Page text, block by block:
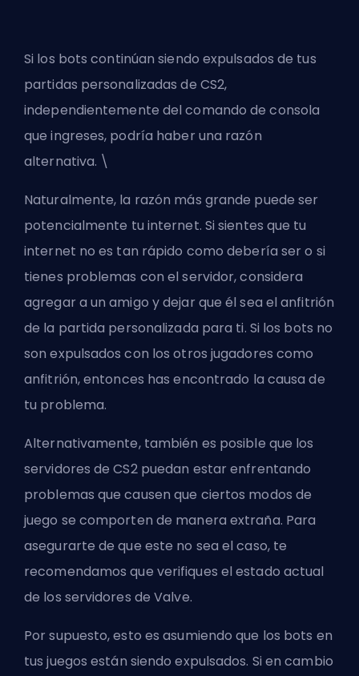
Si los bots continúan siendo expulsados de tus
partidas personalizadas de CS2,
independientemente del comando de consola
que ingreses, podría haber una razón
alternativa. \
Naturalmente, la razón más grande puede ser
potencialmente tu internet. Si sientes que tu
internet no es tan rápido como debería ser o si
tienes problemas con el servidor, considera
agregar a un amigo y dejar que él sea el anfitrión
de la partida personalizada para ti. Si los bots no
son expulsados con los otros jugadores como
anfitrión, entonces has encontrado la causa de
tu problema.
Alternativamente, también es posible que los
servidores de CS2 puedan estar enfrentando
problemas que causen que ciertos modos de
juego se comporten de manera extraña. Para
asegurarte de que este no sea el caso, te
recomendamos que verifiques el estado actual
de los servidores deValve.
Por supuesto, esto es asumiendo que los bots en
tus juegos están siendo expulsados. Si en cambio